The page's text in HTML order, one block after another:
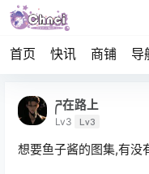
首页 快讯 商铺 导
ཌ在路上
Lv3 Lv3
想要鱼子酱的图集,有没